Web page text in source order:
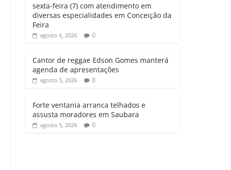
sexta-feira (7) com atendimento em
diversas especialidades em Conceição da
Feira
agosto 6, 2026 0
Cantor de reggae Edson Gomes manterá
agenda de apresentações
agosto 5, 2026 0
Forte ventania arranca telhados e
assusta moradores em Saubara
agosto 5, 2026 0